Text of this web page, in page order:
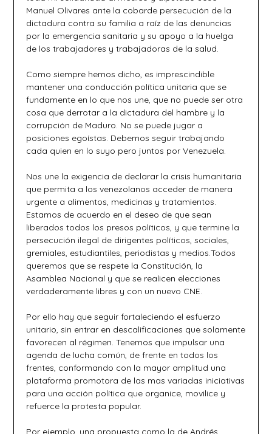
Manuel Olivares ante la cobarde persecución de la
dictadura contra su familia a raíz de las denuncias
por la emergencia sanitaria y su apoyo a la huelga
de los trabajadores y trabajadoras de la salud.
Como siempre hemos dicho, es imprescindible
mantener una conducción política unitaria que se
fundamente en lo que nos une, que no puede ser otra
cosa que derrotar a la dictadura del hambre y la
corrupción de Maduro. No se puede jugar a
posiciones egoístas. Debemos seguir trabajando
cada quien en lo suyo pero juntos por Venezuela.
Nos une la exigencia de declarar la crisis humanitaria
que permita a los venezolanos acceder de manera
urgente a alimentos, medicinas y tratamientos.
Estamos de acuerdo en el deseo de que sean
liberados todos los presos políticos, y que termine la
persecución ilegal de dirigentes políticos, sociales,
gremiales, estudiantiles, periodistas y medios.Todos
queremos que se respete la Constitución, la
Asamblea Nacional y que se realicen elecciones
verdaderamente libres y con un nuevo CNE.
Por ello hay que seguir fortaleciendo el esfuerzo
unitario, sin entrar en descalificaciones que solamente
favorecen al régimen. Tenemos que impulsar una
agenda de lucha común, de frente en todos los
frentes, conformando con la mayor amplitud una
plataforma promotora de las mas variadas iniciativas
para una acción política que organice, movilice y
refuerce la protesta popular.
Por ejemplo, una propuesta como la de Andrés